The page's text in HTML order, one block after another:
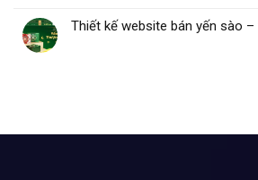
Thiết kế website bán yến sào –